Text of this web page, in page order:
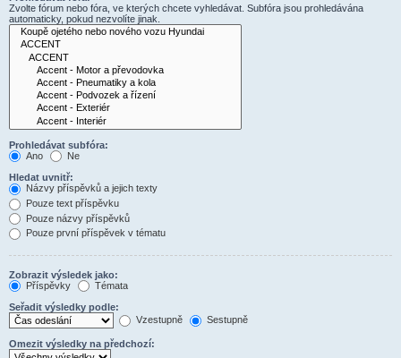
Zvolte fórum nebo fóra, ve kterých chcete vyhledávat. Subfóra jsou prohledávána
automaticky, pokud nezvolíte jinak.
Prohledávat subfóra:
Ano
Ne
Hledat uvnitř:
Názvy příspěvků a jejich texty
Pouze text příspěvku
Pouze názvy příspěvků
Pouze první příspěvek v tématu
Zobrazit výsledek jako:
Příspěvky
Témata
Seřadit výsledky podle:
Vzestupně
Sestupně
Omezit výsledky na předchozí: